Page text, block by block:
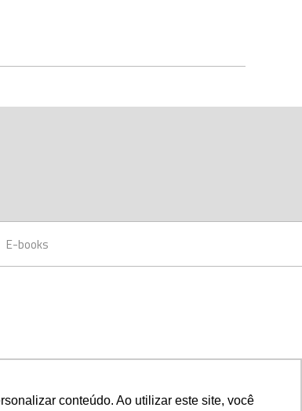
conteúdo. Ao utilizar este site, você
E-books